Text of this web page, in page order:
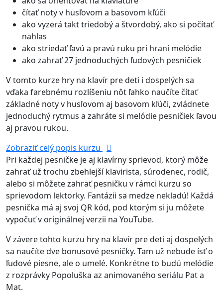
čítať noty v husľovom a basovom kľúči
ako vyzerá takt triedobý a štvordobý, ako si počítať
nahlas
ako striedať ľavú a pravú ruku pri hraní melódie
ako zahrať 27 jednoduchých ľudových pesničiek
V tomto kurze hry na klavír pre deti i dospelých sa
vďaka farebnému rozlíšeniu nôt ľahko naučíte čítať
základné noty v husľovom aj basovom kľúči, zvládnete
jednoduchý rytmus a zahráte si melódie pesničiek ľavou
aj pravou rukou.
Zobraziť celý popis kurzu
Pri každej pesničke je aj klavírny sprievod, ktorý môže
zahrať už trochu zbehlejší klavirista, súrodenec, rodič,
alebo si môžete zahrať pesničku v rámci kurzu so
sprievodom lektorky. Fantázii sa medze nekladú! Každá
pesnička má aj svoj QR kód, pod ktorým si ju môžete
vypočuť v originálnej verzii na YouTube.
V závere tohto kurzu hry na klavír pre deti aj dospelých
sa naučíte dve bonusové pesničky. Tam už nebude ísť o
ľudové piesne, ale o umelé. Konkrétne to budú melódie
z rozprávky Popoluška az animovaného seriálu Pat a
Mat.